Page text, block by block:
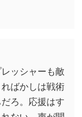
ッシャーも敵
ばかしは戦術
ろ。応援はす